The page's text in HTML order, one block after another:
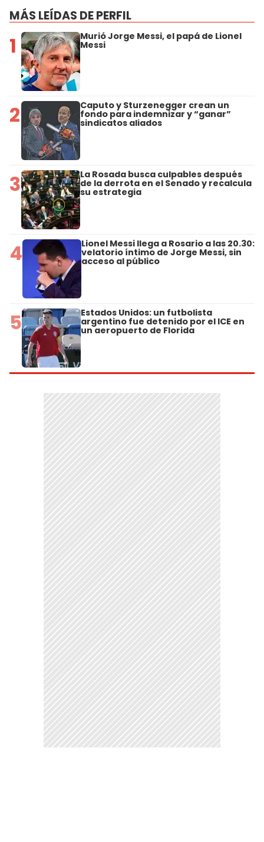
MÁS LEÍDAS DE PERFIL
1 Murió Jorge Messi, el papá de Lionel
Messi
2 Caputo y Sturzenegger crean un
fondo para indemnizar y “ganar”
sindicatos aliados
3 La Rosada busca culpables después
de la derrota en el Senado y recalcula
su estrategia
4 Lionel Messi llega a Rosario a las 20.30:
velatorio íntimo de Jorge Messi, sin
acceso al público
5 Estados Unidos: un futbolista
argentino fue detenido por el ICE en
un aeropuerto de Florida